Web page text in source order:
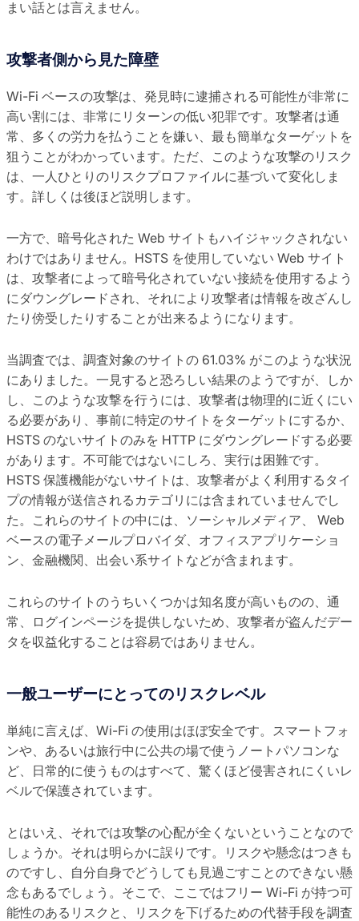
まい話とは言えません。
攻撃者側から見た障壁
Wi-Fi ベースの攻撃は、発見時に逮捕される可能性が非常に
高い割には、非常にリターンの低い犯罪です。攻撃者は通
常、多くの労力を払うことを嫌い、最も簡単なターゲットを
狙うことがわかっています。ただ、このような攻撃のリスク
は、一人ひとりのリスクプロファイルに基づいて変化しま
す。詳しくは後ほど説明します。
一方で、暗号化された Web サイトもハイジャックされない
わけではありません。HSTS を使用していない Web サイト
は、攻撃者によって暗号化されていない接続を使用するよう
にダウングレードされ、それにより攻撃者は情報を改ざんし
たり傍受したりすることが出来るようになります。
当調査では、調査対象のサイトの 61.03% がこのような状況
にありました。一見すると恐ろしい結果のようですが、しか
し、このような攻撃を行うには、攻撃者は物理的に近くにい
る必要があり、事前に特定のサイトをターゲットにするか、
HSTS のないサイトのみを HTTP にダウングレードする必要
があります。不可能ではないにしろ、実行は困難です。
HSTS 保護機能がないサイトは、攻撃者がよく利用するタイ
プの情報が送信されるカテゴリには含まれていませんでし
た。これらのサイトの中には、ソーシャルメディア、 Web
ベースの電子メールプロバイダ、オフィスアプリケーショ
ン、金融機関、出会い系サイトなどが含まれます。
これらのサイトのうちいくつかは知名度が高いものの、通
常、ログインページを提供しないため、攻撃者が盗んだデー
タを収益化することは容易ではありません。
一般ユーザーにとってのリスクレベル
単純に言えば、Wi-Fi の使用はほぼ安全です。スマートフォ
ンや、あるいは旅行中に公共の場で使うノートパソコンな
ど、日常的に使うものはすべて、驚くほど侵害されにくいレ
ベルで保護されています。
とはいえ、それでは攻撃の心配が全くないということなので
しょうか。それは明らかに誤りです。リスクや懸念はつきも
のですし、自分自身でどうしても見過ごすことのできない懸
念もあるでしょう。そこで、ここではフリー Wi-Fi が持つ可
能性のあるリスクと、リスクを下げるための代替手段を調査